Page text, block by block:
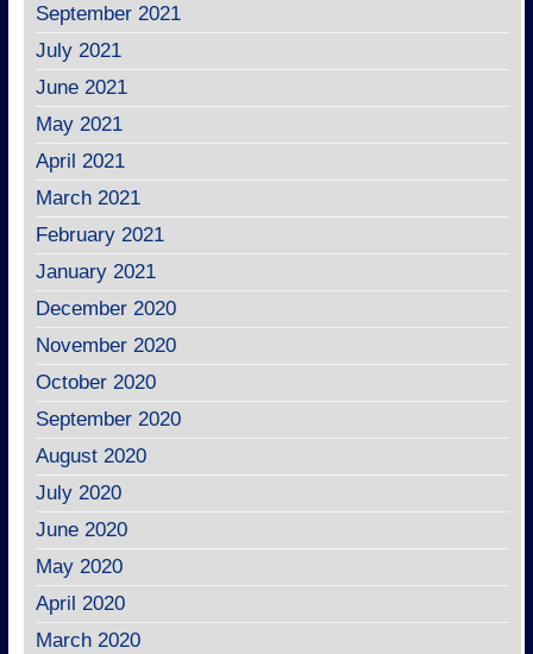
September 2021
July 2021
June 2021
May 2021
April 2021
March 2021
February 2021
January 2021
December 2020
November 2020
October 2020
September 2020
August 2020
July 2020
June 2020
May 2020
April 2020
March 2020